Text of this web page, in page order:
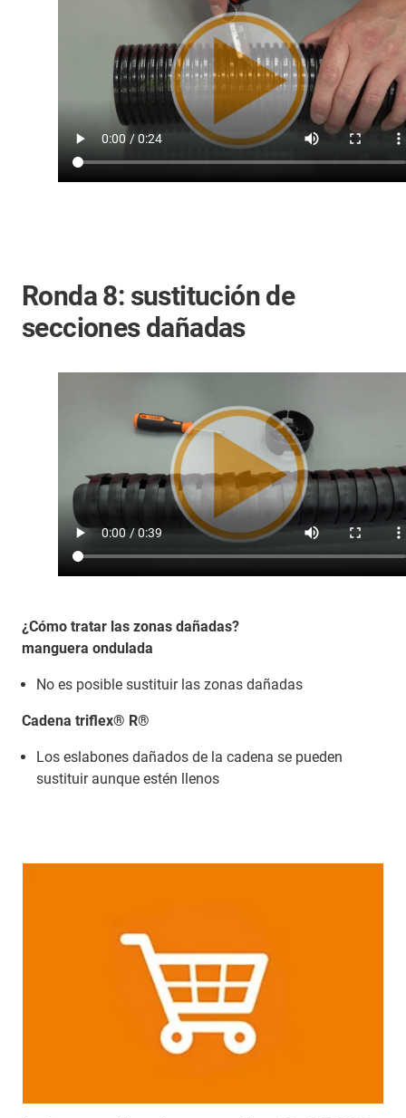
Ronda 8: sustitución de
secciones dañadas
¿Cómo tratar las zonas dañadas?
manguera ondulada
No es posible sustituir las zonas dañadas
Cadena triflex® R®
Los eslabones dañados de la cadena se pueden
sustituir aunque estén llenos